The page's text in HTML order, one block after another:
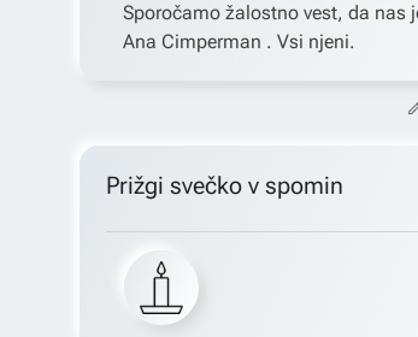
Sporočamo žalostno vest, da nas
Ana Cimperman . Vsi njeni.
Prižgi svečko v spomin